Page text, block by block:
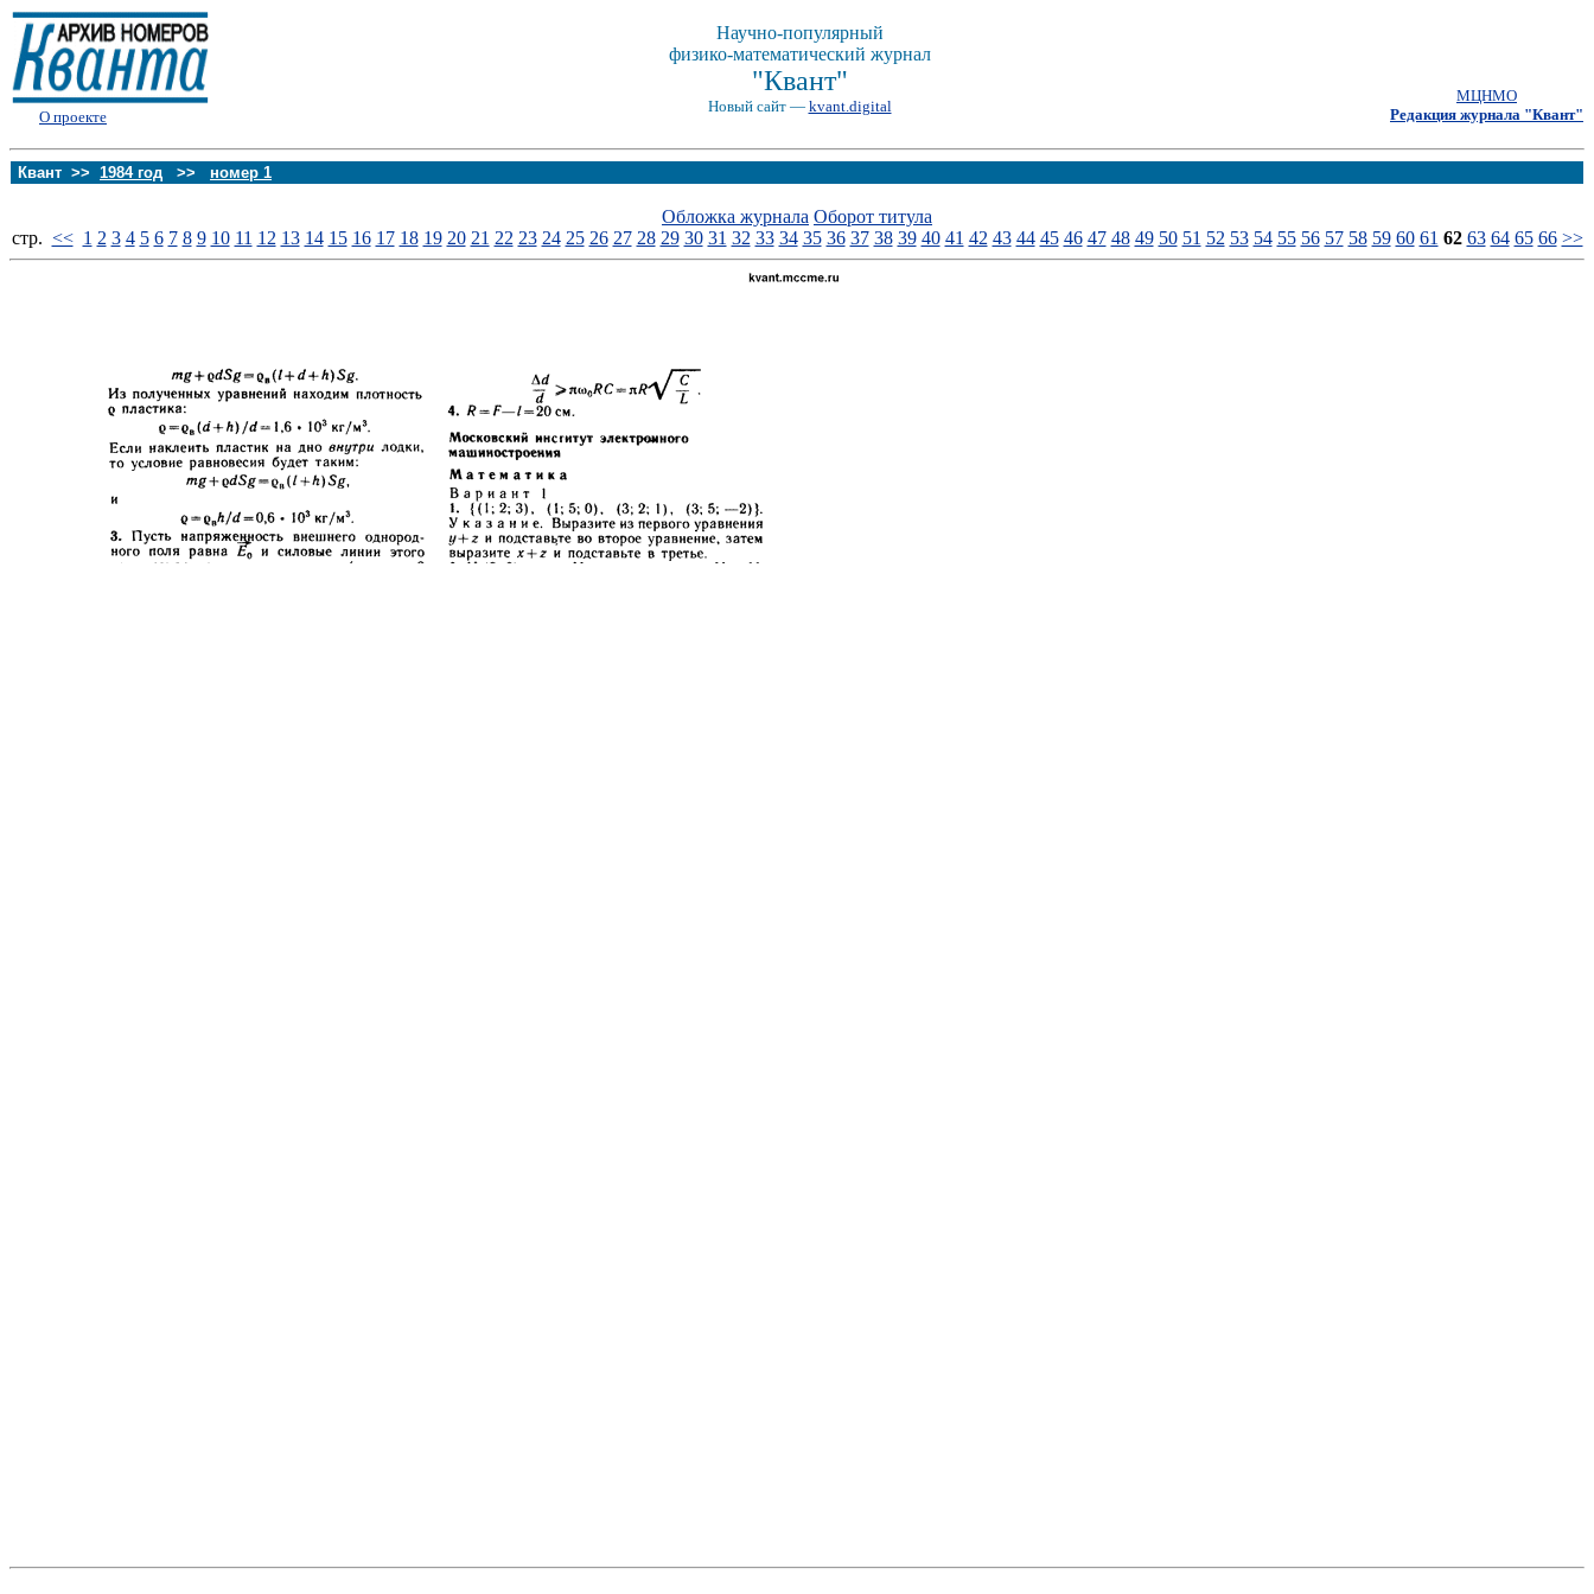
О проекте
Научно-популярный
физико-математический журнал
"Квант"
Новый сайт — kvant.digital
МЦНМО
Редакция журнала "Квант"
Квант >> 1984 год >> номер 1
Обложка журнала Оборот титула
стp. << 1 2 3 4 5 6 7 8 9 10 11 12 13 14 15 16 17 18 19 20 21 22 23 24 25 26 27 28 29 30 31 32 33 34 35 36 37 38 39 40 41 42 43 44 45 46 47 48 49 50 51 52 53 54 55 56 57 58 59 60 61 62 63 64 65 66 >>